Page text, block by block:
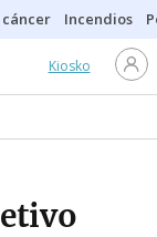
Incendios
Kiosko